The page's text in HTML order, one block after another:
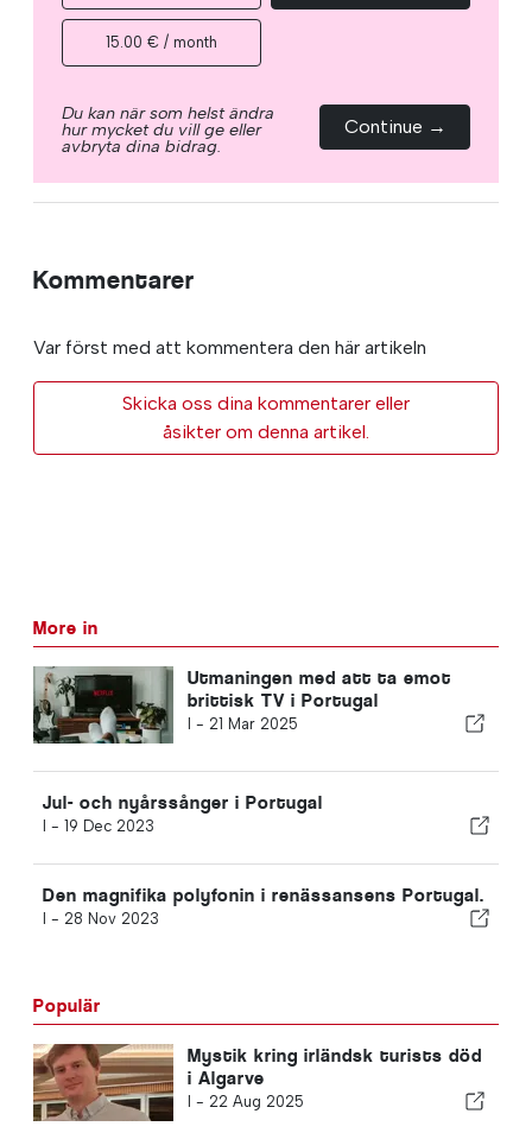
15.00 € / month
Du kan när som helst ändra
hur mycket du vill ge eller
avbryta dina bidrag.
Continue →
Kommentarer
Var först med att kommentera den här artikeln
Skicka oss dina kommentarer eller
åsikter om denna artikel.
More in
Utmaningen med att ta emot
brittisk TV i Portugal
I - 21 Mar 2025
Jul- och nyårssånger i Portugal
I - 19 Dec 2023
Den magnifika polyfonin i renässansens Portugal.
I - 28 Nov 2023
Populär
Mystik kring irländsk turists död
i Algarve
I - 22 Aug 2025